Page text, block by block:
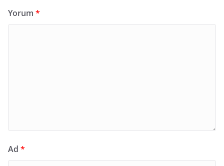
Yorum *
Ad *